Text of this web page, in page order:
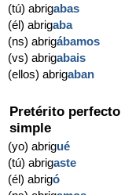
(tú) abrigabas
(él) abrigaba
(ns) abrigábamos
(vs) abrigabais
(ellos) abrigaban
Pretérito perfecto
simple
(yo) abrigué
(tú) abrigaste
(él) abrigó